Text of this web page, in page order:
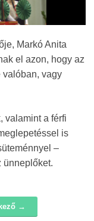
Markó Anita
el azon, hogy az
valóban, vagy
valamint a férfi
is
–
ünneplőket.
→